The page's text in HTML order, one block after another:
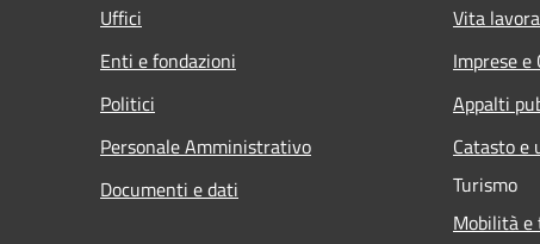
Uffici
Enti e fondazioni
Politici
Personale Amministrativo
Documenti e dati
Vita
Imprese e
Appalti
Catasto e
Turismo
Mobilità